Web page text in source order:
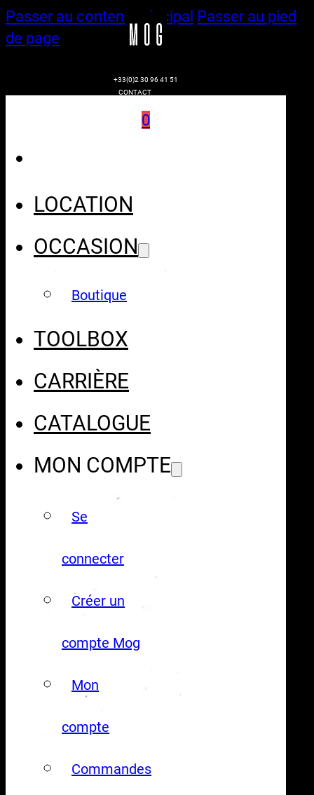
Passer au contenu principal Passer au pied
de page
+33(0)2 30 96 41 51
CONTACT
0
LOCATION
OCCASION
Boutique
TOOLBOX
CARRIÈRE
CATALOGUE
MON COMPTE
Se
connecter
Créer un
compte Mog
Mon
compte
Commandes